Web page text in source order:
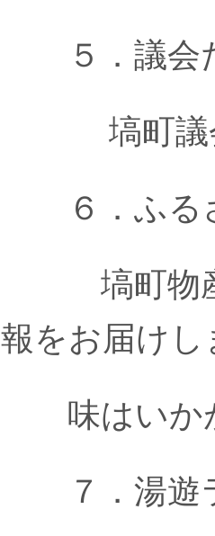
５．議会
塙町議会
６．ふる
塙町物産
報をお届け
味はいか
７．湯遊